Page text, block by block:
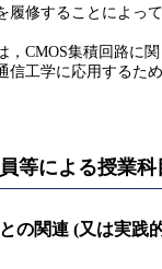
履修することによっ
，CMOS集積回路に
信工学に応用するた
等による授業科
の関連 (又は実践